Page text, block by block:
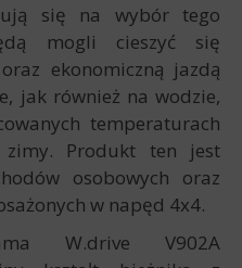
się na wybór tego
mogli cieszyć się
ekonomiczną jazdą
jak również na wodzie,
temperaturach
zimy. Produkt ten jest
osobowych oraz
w napęd 4x4.
W.drive V902A